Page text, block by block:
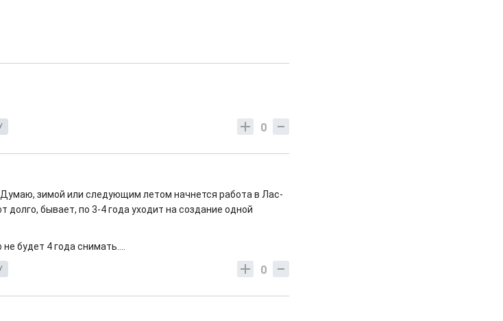
0
зимой или следующим летом начнется работа в Лас-
бывает, по 3-4 года уходит на создание одной
будет 4 года снимать....
0